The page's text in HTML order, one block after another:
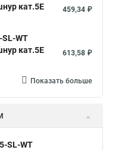
кат.5E
459,34 ₽
SL-WT
кат.5E
613,58 ₽
Показать больше
SL-WT